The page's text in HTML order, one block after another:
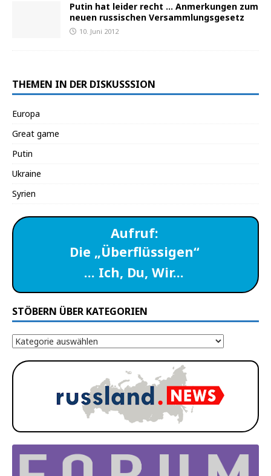
Putin hat leider recht … Anmerkungen zum
neuen russischen Versammlungsgesetz
10. Juni 2012
THEMEN IN DER DISKUSSSION
Europa
Great game
Putin
Ukraine
Syrien
Aufruf:
Die „Überflüssigen“
… Ich, Du, Wir…
STÖBERN ÜBER KATEGORIEN